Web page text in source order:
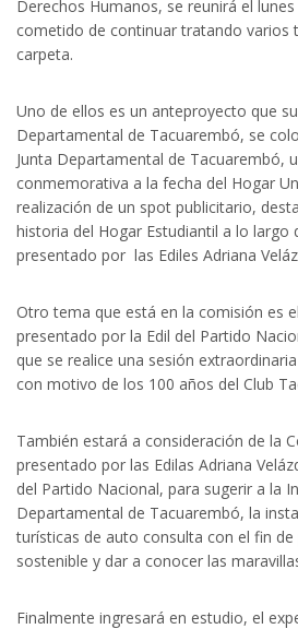
Derechos Humanos, se reunirá el
cometido de continuar tratando varios
carpeta.
Uno de ellos es un anteproyecto que
Departamental de Tacuarembó, se
Junta Departamental de Tacuarembó,
conmemorativa a la fecha del Hogar
realización de un spot publicitario,
historia del Hogar Estudiantil a lo largo
presentado por las Ediles Adriana
Otro tema que está en la comisión es
presentado por la Edil del Partido
que se realice una sesión
con motivo de los 100 años del Club
También estará a consideración de la
presentado por las Edilas Adriana
del Partido Nacional, para sugerir a la
Departamental de Tacuarembó, la
turísticas de auto consulta con el fin
sostenible y dar a conocer las
Finalmente ingresará en estudio, el